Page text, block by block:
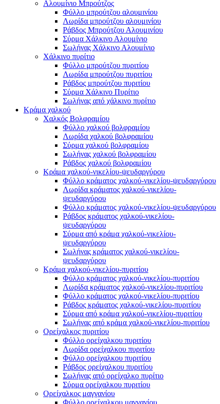
Αλουμίνιο Μπρούτζος
Φύλλο μπρούτζου αλουμινίου
Λωρίδα μπρούτζου αλουμινίου
Ράβδος Μπρούτζου Αλουμινίου
Σύρμα Χάλκινο Αλουμίνιο
Σωλήνας Χάλκινο Αλουμίνιο
Χάλκινο πυρίτιο
Φύλλο μπρούτζου πυριτίου
Λωρίδα μπρούτζου πυριτίου
Ράβδος μπρούτζου πυριτίου
Σύρμα Χάλκινο Πυρίτιο
Σωλήνας από χάλκινο πυρίτιο
Κράμα χαλκού
Χαλκός Βολφραμίου
Φύλλο χαλκού βολφραμίου
Λωρίδα χαλκού βολφραμίου
Σύρμα χαλκού βολφραμίου
Σωλήνας χαλκού βολφραμίου
Ράβδος χαλκού βολφραμίου
Κράμα χαλκού-νικελίου-ψευδαργύρου
Φύλλο κράματος χαλκού-νικελίου-ψευδαργύρου
Λωρίδα κράματος χαλκού-νικελίου-
ψευδαργύρου
Φύλλο κράματος χαλκού-νικελίου-ψευδαργύρου
Ράβδος κράματος χαλκού-νικελίου-
ψευδαργύρου
Σύρμα από κράμα χαλκού-νικελίου-
ψευδαργύρου
Σωλήνας κράματος χαλκού-νικελίου-
ψευδαργύρου
Κράμα χαλκού-νικελίου-πυριτίου
Φύλλο κράματος χαλκού-νικελίου-πυριτίου
Λωρίδα κράματος χαλκού-νικελίου-πυριτίου
Φύλλο κράματος χαλκού-νικελίου-πυριτίου
Ράβδος κράματος χαλκού-νικελίου-πυριτίου
Σύρμα από κράμα χαλκού-νικελίου-πυριτίου
Σωλήνας από κράμα χαλκού-νικελίου-πυριτίου
Ορείχαλκος πυριτίου
Φύλλο ορείχαλκου πυριτίου
Λωρίδα ορείχαλκου πυριτίου
Φύλλο ορείχαλκου πυριτίου
Ράβδος ορείχαλκου πυριτίου
Σωλήνας από ορείχαλκο πυρίτιο
Σύρμα ορείχαλκου πυριτίου
Ορείχαλκος μαγγανίου
Φύλλο ορείχαλκου μαγγανίου